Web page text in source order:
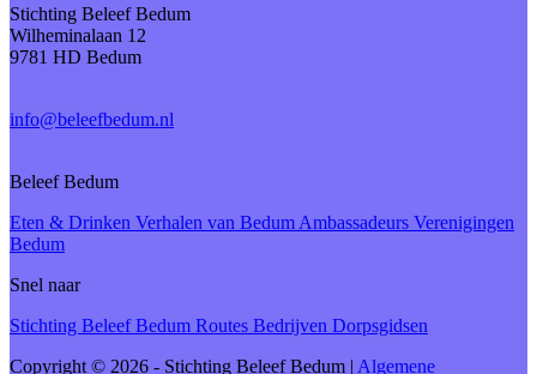
Stichting Beleef Bedum
Wilheminalaan 12
9781 HD Bedum
info@beleefbedum.nl
Beleef Bedum
Eten & Drinken Verhalen van Bedum Ambassadeurs Verenigingen
Bedum
Snel naar
Stichting Beleef Bedum Routes Bedrijven Dorpsgidsen
Copyright © 2026 - Stichting Beleef Bedum | Algemene